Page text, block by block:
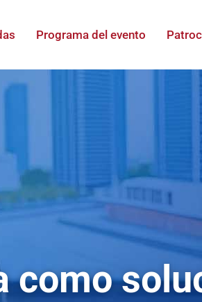
Programa del evento
como